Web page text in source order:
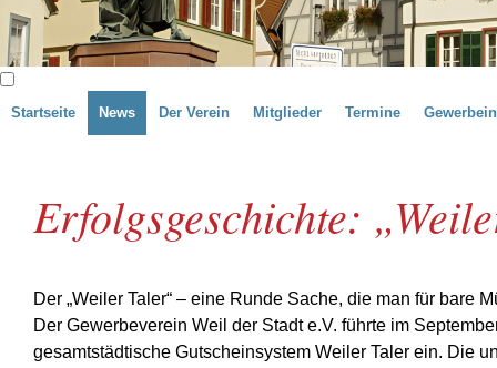
Startseite News Der Verein Mitglieder Termine
Erfolgsgeschichte:
Der „Weiler Taler“ – eine Runde Sache, die man für bare
Der Gewerbeverein Weil der Stadt e.V. führte im
gesamtstädtische Gutscheinsystem Weiler Taler ein. Die